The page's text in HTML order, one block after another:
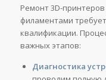
Ремонт 3D-
филаментами
квалификации.
важных этапов:
Диагностика